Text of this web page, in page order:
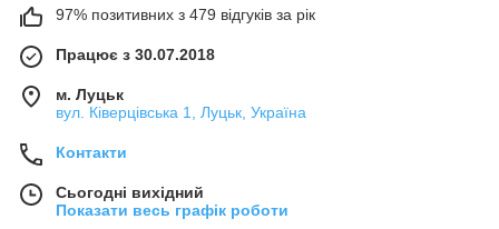
97% позитивних з 479 відгуків за рік
Працює з 30.07.2018
м. Луцьк
вул. Ківерцівська 1, Луцьк, Україна
Контакти
Сьогодні вихідний
Показати весь графік роботи